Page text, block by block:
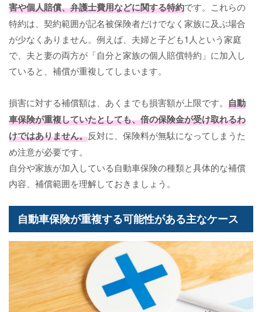
害や個人賠償、弁護士費用などに関する特約です。これらの
特約は、契約範囲が記名被保険者だけでなく家族に及ぶ場合
が少なくありません。例えば、夫婦と子ども1人という家庭
で、夫と妻の両方が「自分と家族の個人賠償特約」に加入し
ていると、補償が重複してしまいます。
損害に対する補償額は、あくまでも損害額が上限です。 自動
車保険が重複していたとしても、倍の保険金が受け取れるわ
けではありません。反対に、保険料が無駄になってしまうた
め注意が必要です。
自分や家族が加入している自動車保険の種類と具体的な補償
内容、補償範囲を理解しておきましょう。
自動車保険が重複する可能性がある主なケース